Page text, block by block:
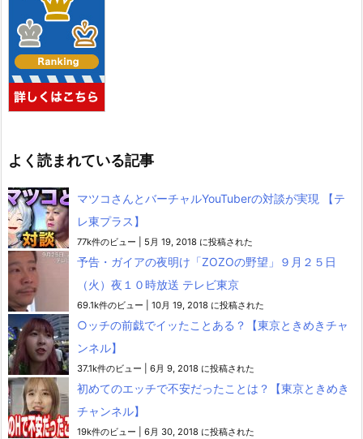
よく読まれている記事
マツコさんとバーチャルYouTuberの対談が実現 【テ
レ東プラス】
77k件のビュー 5月 19, 2018 に投稿された
予告・ガイアの夜明け「ZOZOの野望」９月２５日
（火）夜１０時放送 テレビ東京
69.1k件のビュー 10月 19, 2018 に投稿された
○ッチの前戯でイッたことある？【東京ときめきチャ
ンネル】
37.1k件のビュー 6月 9, 2018 に投稿された
初めてのエッチで不安だったことは？【東京ときめき
チャンネル】
19k件のビュー 6月 30, 2018 に投稿された